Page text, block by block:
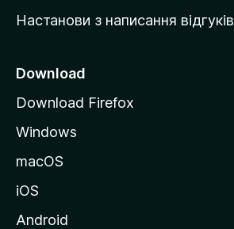
M
z
l
l
Настанови з написання відгуків
Download
Download Firefox
Windows
macOS
iOS
Android